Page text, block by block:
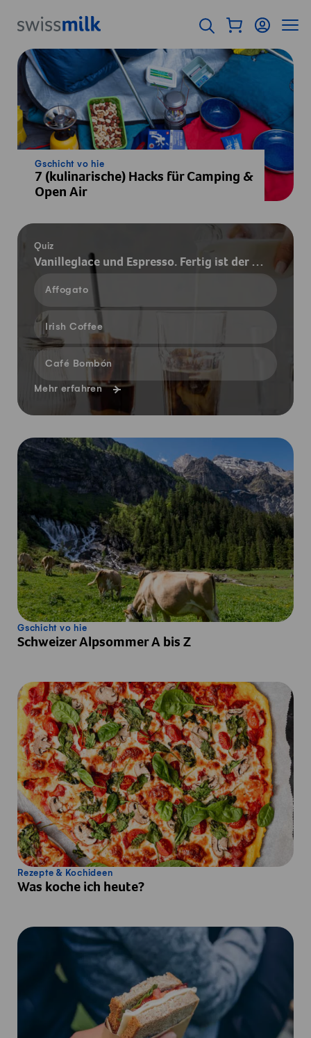
Servicenavigation
Suche öffnen
Warenkorb als
Login
Home
Gschicht vo hie
7 (kulinarische) Hacks für Camping &
Open Air
Quiz
Vanilleglace und Espresso. Fertig ist der …
Affogato
Irish Coffee
Café Bombón
Mehr erfahren
Gschicht vo hie
Schweizer Alpsommer A bis Z
Rezepte & Kochideen
Was koche ich heute?